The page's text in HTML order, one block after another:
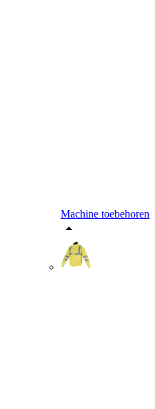
Machine toebehoren